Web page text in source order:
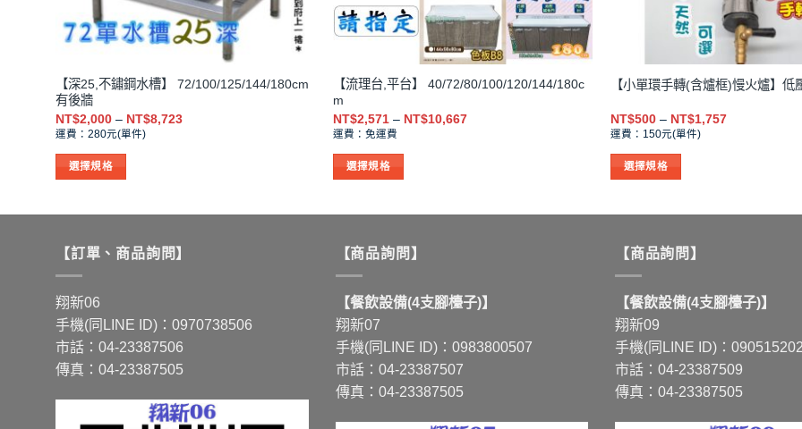
【深25,不鏽鋼水槽】 72/100/125/144/180cm
有後牆
NT$2,000 – NT$8,723價
運費：280元(單件)
選擇規格
有
款
式。
可
在
【流理台,平台】 40/72/80/100/120/144/180c
m
NT$2,571 – NT$10,667價
運費：免運費
選擇規格
式。
可
在
產
【小單環手轉(含爐框)慢火爐】低
NT$500 – NT$1,757價
運費：150元(單件)
選擇規格
式。
可
在
產
【訂單、商品詢問】
翔新06
手機(同LINE ID)：0970738506
市話：04-23387506
傳真：04-23387505
【商品詢問】
【餐飲設備(4支腳檯子)】
翔新07
手機(同LINE ID)：0983800507
市話：04-23387507
傳真：04-23387505
【商品詢問】
【餐飲設備(4支腳檯子)】
翔新09
手機(同LINE ID)：
市話：04-23387509
傳真：04-23387505